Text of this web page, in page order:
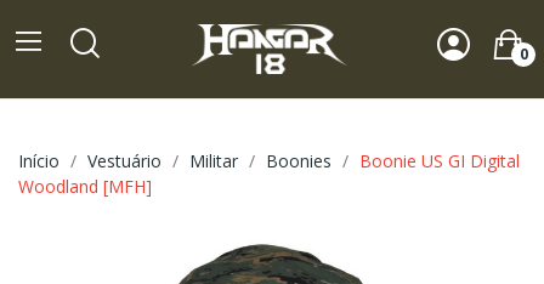
0
Início Vestuário Militar Boonies
Boonie US GI Digital
Woodland [MFH]